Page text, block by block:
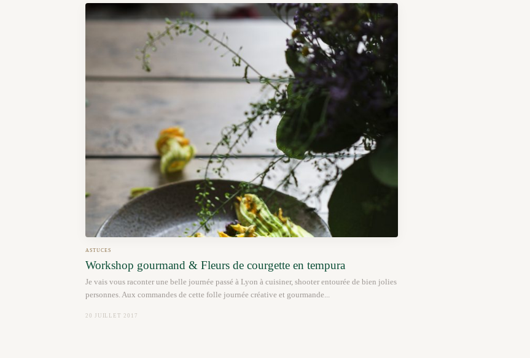
ASTUCES
Workshop gourmand & Fleurs de courgette en tempura
Je vais vous raconter une belle journée passé à Lyon à cuisiner, shooter entourée de bien jolies
personnes. Aux commandes de cette folle journée créative et gourmande...
20 JUILLET 2017